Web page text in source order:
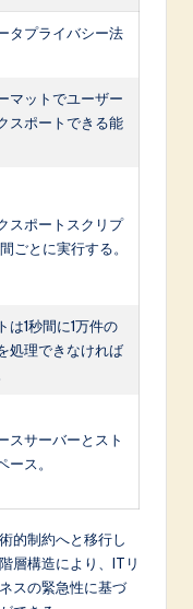
タプライバシー法
マットでユーザー
スポートできる能
スポートスクリプ
ごとに実行する。
は1秒間に1万件の
処理できなければ
スサーバーとスト
ース。
的制約へと移行し
層構造により、ITリ
スの緊急性に基づ